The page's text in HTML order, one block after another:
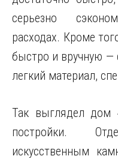
серьезно
расходах. Кроме
быстро и вручную —
легкий материал,
Так выглядел дом
постройки.
искусственным